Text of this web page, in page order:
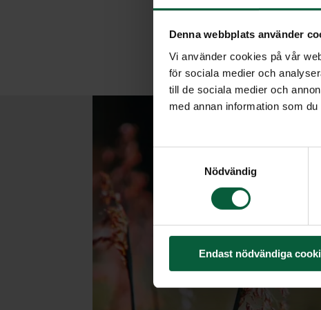
Denna webbplats använder
Vi använder cookies på vår
för sociala medier och
till de sociala medier och
med annan information som
Nödvändig
Endast nödvändiga